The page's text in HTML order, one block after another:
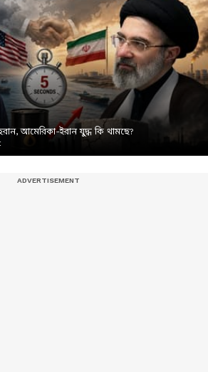
আমেরিকা-ইরান যুদ্ধ কি থামছে?